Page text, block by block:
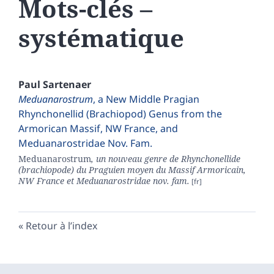
Mots-clés –
systématique
Paul Sartenaer
Meduanarostrum, a New Middle Pragian
Rhynchonellid (Brachiopod) Genus from the
Armorican Massif, NW France, and
Meduanarostridae Nov. Fam.
Meduanarostrum, un nouveau genre de Rhynchonellide
(brachiopode) du Praguien moyen du Massif Armoricain,
NW France et Meduanarostridae nov. fam.
Retour à l’index